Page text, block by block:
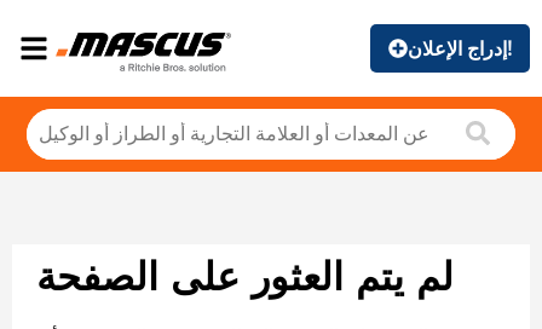
إدراج الإعلان!
لم يتم العثور على الصفحة